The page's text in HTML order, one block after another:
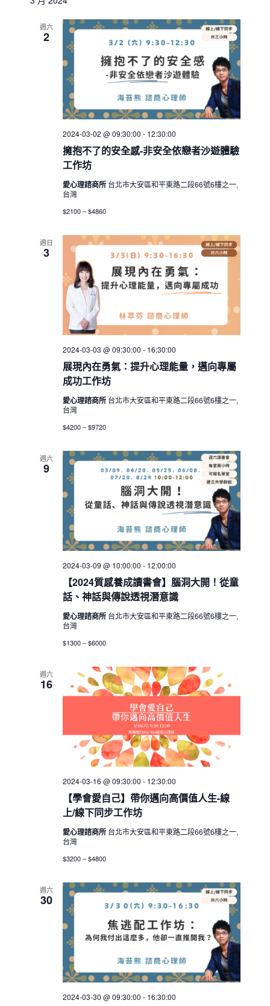
週六
2
擁抱不了的安全感-非安全依戀者沙遊體驗
工作坊
2024-03-02 @ 09:30:00 - 12:30:00
愛心理諮商所 台北市大安區和平東路二段66號6樓之一,
台灣
$2100 – $4860
週日
3
展現內在勇氣：提升心理能量，邁向專屬
成功工作坊
2024-03-03 @ 09:30:00 - 16:30:00
愛心理諮商所 台北市大安區和平東路二段66號6樓之一,
台灣
$4200 – $9720
週六
9
【2024質感養成讀書會】腦洞大開！從童
話、神話與傳說透視潛意識
2024-03-09 @ 10:00:00 - 12:00:00
愛心理諮商所 台北市大安區和平東路二段66號6樓之一,
台灣
$1300 – $6000
週六
16
【學會愛自己】帶你邁向高價值人生-線
上/線下同步工作坊
2024-03-16 @ 09:30:00 - 12:30:00
愛心理諮商所 台北市大安區和平東路二段66號6樓之一,
台灣
$3200 – $4800
週六
30
2024-03-30 @ 09:30:00 - 16:30:00